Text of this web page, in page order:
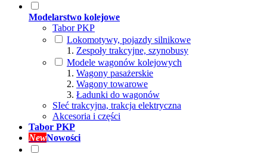
Modelarstwo kolejowe
Tabor PKP
Lokomotywy, pojazdy silnikowe
Zespoły trakcyjne, szynobusy
Modele wagonów kolejowych
Wagony pasażerskie
Wagony towarowe
Ładunki do wagonów
SIeć trakcyjna, trakcja elektryczna
Akcesoria i części
Tabor PKP
NewNowości